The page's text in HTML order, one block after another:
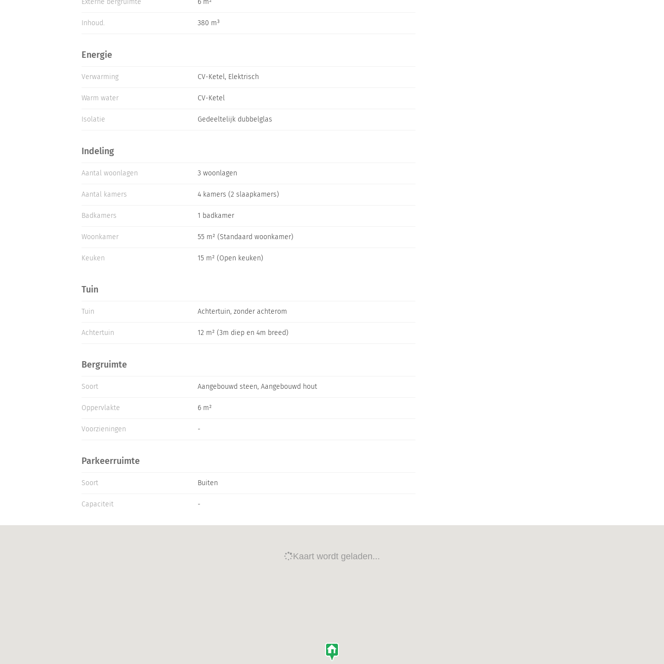
Externe bergruimte 6 m²
Inhoud. 380 m³
Energie
Verwarming CV-Ketel, Elektrisch
Warm water CV-Ketel
Isolatie Gedeeltelijk dubbelglas
Indeling
Aantal woonlagen 3 woonlagen
Aantal kamers 4 kamers (2 slaapkamers)
Badkamers 1 badkamer
Woonkamer 55 m² (Standaard woonkamer)
Keuken 15 m² (Open keuken)
Tuin
Tuin Achtertuin, zonder achterom
Achtertuin 12 m² (3m diep en 4m breed)
Bergruimte
Soort Aangebouwd steen, Aangebouwd hout
Oppervlakte 6 m²
Voorzieningen -
Parkeerruimte
Soort Buiten
Capaciteit -